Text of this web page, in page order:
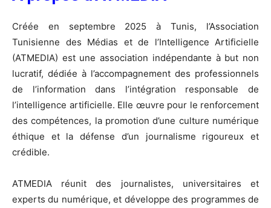
Créée en septembre 2025 à Tunis, l’Association
Tunisienne des Médias et de l’Intelligence Artificielle
(ATMEDIA) est une association indépendante à but non
lucratif, dédiée à l’accompagnement des professionnels
de l’information dans l’intégration responsable de
l’intelligence artificielle. Elle œuvre pour le renforcement
des compétences, la promotion d’une culture numérique
éthique et la défense d’un journalisme rigoureux et
crédible.
ATMEDIA réunit des journalistes, universitaires et
experts du numérique, et développe des programmes de